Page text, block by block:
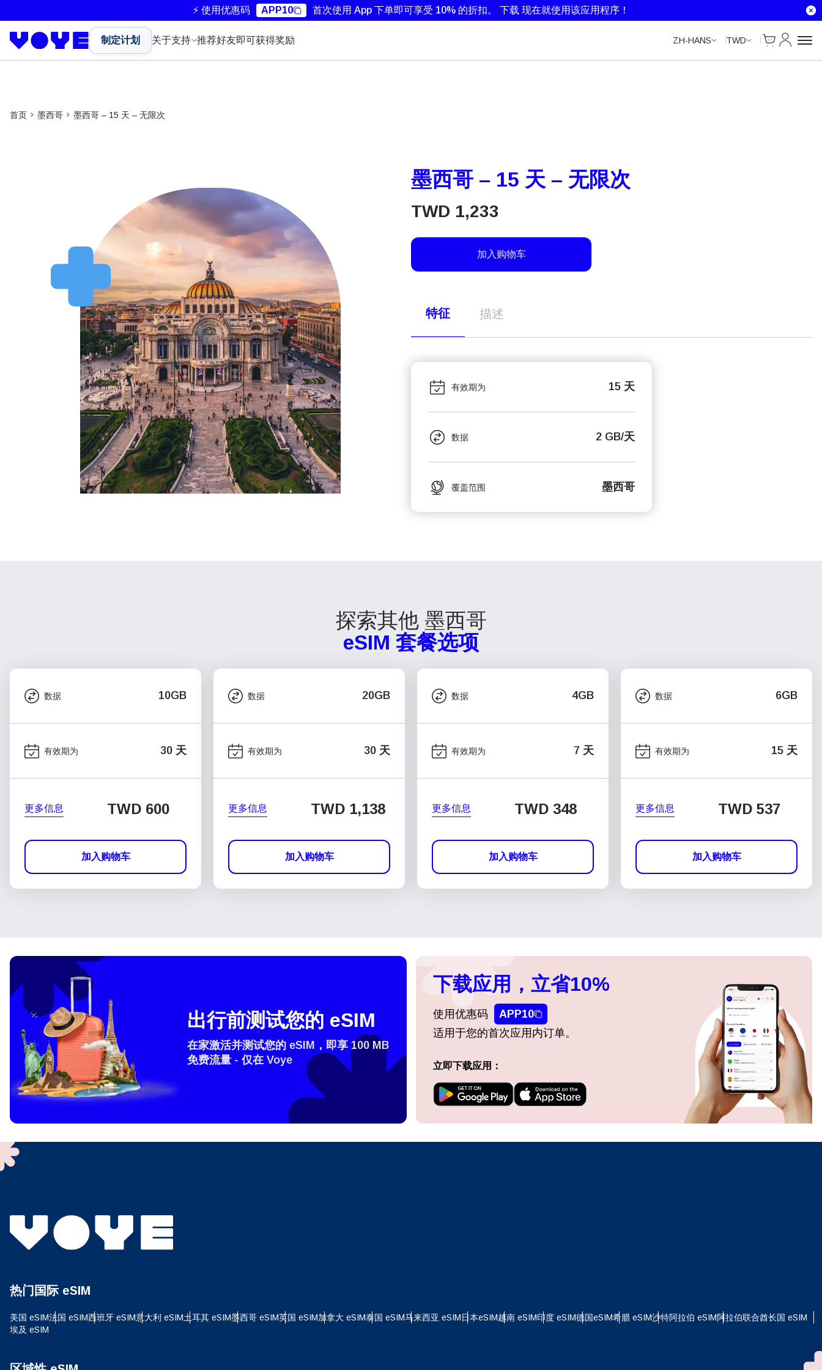
⚡ 使用优惠码 APP10 首次使用 App 下单即可享受 10% 的折扣。 下载 现在就使用该应用程序！
制定计划 关于支持 推荐好友即可获得奖励 ZH-HANS TWD
Cart
我的账户
首页 墨西哥 墨西哥 – 15 天 – 无限次
墨西哥 – 15 天 – 无限次
TWD 1,233
加入购物车
特征 描述
有效期为 15 天
数据 2 GB/天
覆盖范围 墨西哥
探索其他 墨西哥
eSIM 套餐选项
数据 10GB
有效期为 30 天
更多信息 TWD 600
加入购物车
数据 20GB
有效期为 30 天
更多信息 TWD 1,138
加入购物车
数据 4GB
有效期为 7 天
更多信息 TWD 348
加入购物车
数据 6GB
有效期为 15 天
更多信息 TWD 537
加入购物车
How do I get my eSim?
To get your eSIM, start by checking if your device supports eSIM
They will provide you with a QR code or activation details that you can scan
出行前测试您的 eSIM
在家激活并测试您的 eSIM，即享 100 MB
免费流量 - 仅在 Voye
下载应用，立省10%
使用优惠码
APP10
适用于您的首次应用内订单。
立即下载应用：
热门国际 eSIM
美国 eSIM法国 eSIM西班牙 eSIM意大利 eSIM土耳其 eSIM墨西哥 eSIM英国 eSIM加拿大 eSIM泰国 eSIM马来西亚 eSIM日本eSIM越南 eSIM印度 eSIM德国eSIM希腊 eSIM沙特阿拉伯 eSIM阿拉伯联合酋长国 eSIM
埃及 eSIM
登录或注册